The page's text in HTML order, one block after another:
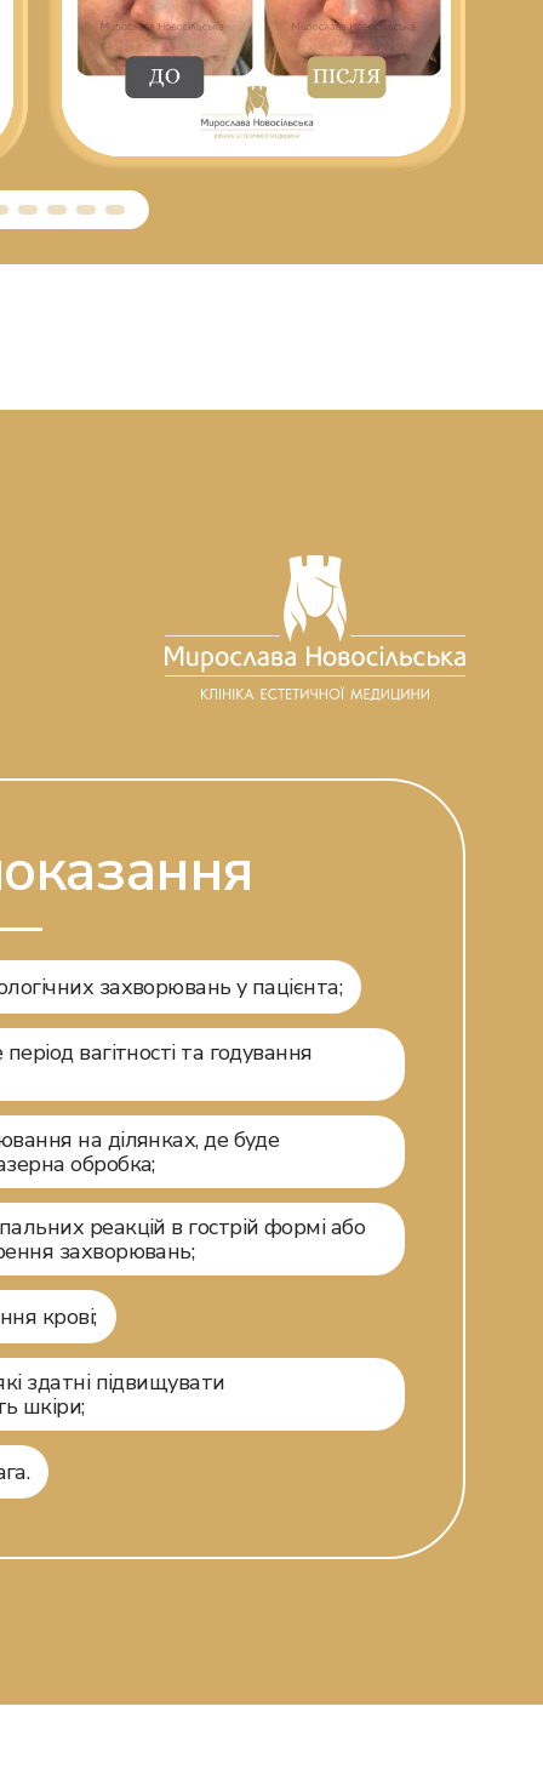
захворювань у пацієнта;
вагітності та годування
на ділянках, де буде
обробка;
реакцій в гострій формі або
захворювань;
крові;
здатні підвищувати
шкіри;